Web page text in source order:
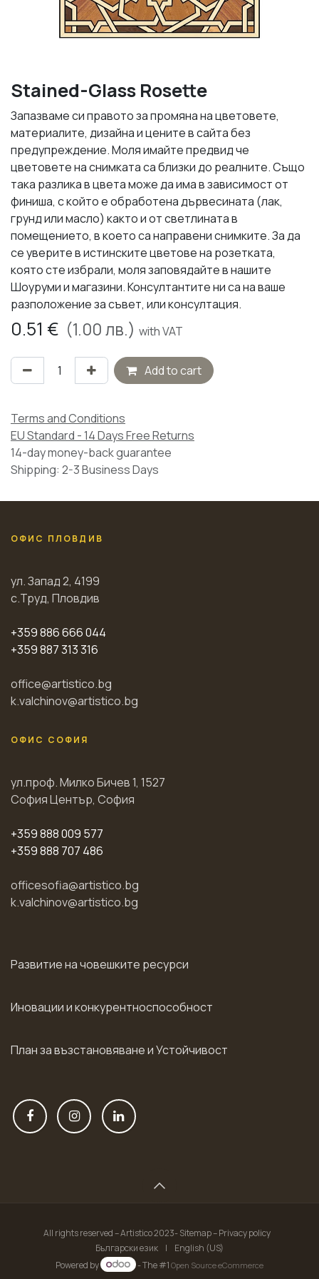
Stained-Glass Rosette
Запазваме си правото за промяна на цветовете,
материалите, дизайна и цените в сайта без
предупреждение. Моля имайте предвид че
цветовете на снимката са близки до реалните. Също
така разлика в цвета може да има в зависимост от
финиша, с който е обработена дървесината (лак,
грунд или масло) както и от светлината в
помещението, в което са направени снимките. За да
се уверите в истинските цветове на розетката,
която сте избрали, моля заповядайте в нашите
Шоуруми и магазини. Консултантите ни са на ваше
разположение за съвет, или консултация.
0.51 € (1.00лв.) with VAT
Add to cart
Terms and Conditions
EU Standard - 14 Days Free Returns
14-day money-back guarantee
Shipping: 2-3 Business Days
ОФИС ПЛОВДИВ
ул. Запад 2, 4199
с.Труд, Пловдив
+359 886 666 044
+359 887 313 316
office@artistico.bg
k.valchinov@artistico.bg
ОФИС СОФИЯ
ул.проф. Милко Бичев 1, 1527
София Център, София
+359 888 009 577
+359 888 707 486
officesofia@artistico.bg
k.valchinov@artistico.bg
Развитие на човешките ресурси
Иновации и конкурентноспособност
План за възстановяване и Устойчивост
All rights reserved – Artistico 2023- Sitemap – Privacy policy
Български език
|
English (US)
Powered by
- The #1Open Source eCommerce